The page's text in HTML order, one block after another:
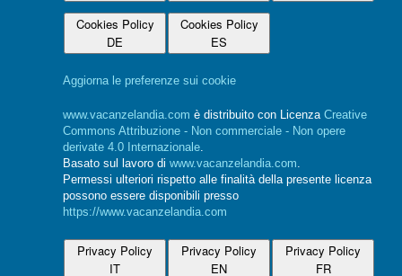
Cookies Policy
DE
Cookies Policy
ES
Aggiorna le preferenze sui cookie
www.vacanzelandia.com è distribuito con Licenza Creative
Commons Attribuzione - Non commerciale - Non opere
derivate 4.0 Internazionale.
Basato sul lavoro di www.vacanzelandia.com.
Permessi ulteriori rispetto alle finalità della presente licenza
possono essere disponibili presso
https://www.vacanzelandia.com
Privacy Policy
IT
Privacy Policy
EN
Privacy Policy
FR